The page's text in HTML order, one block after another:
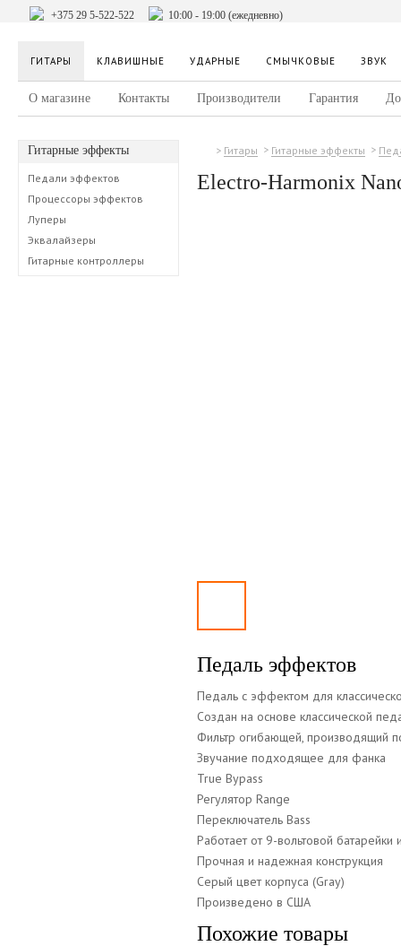
+375 29 5-522-522 10:00 - 19:00 (ежедневно)
ГИТАРЫ КЛАВИШНЫЕ УДАРНЫЕ СМЫЧКОВЫЕ ЗВУК
О магазине Контакты Производители Гарантия
Гитарные эффекты
Педали эффектов
Процессоры эффектов
Луперы
Эквалайзеры
Гитарные контроллеры
Гитары Гитарные эффекты
Electro-Harmonix
Педаль эффектов
Педаль с эффектом для
Создан на основе классической
Фильтр огибающей, производящий
Звучание подходящее для фанка
True Bypass
Регулятор Range
Переключатель Bass
Работает от 9-вольтовой батарейки
Прочная и надежная конструкция
Серый цвет корпуса (Gray)
Произведено в США
Похожие товары